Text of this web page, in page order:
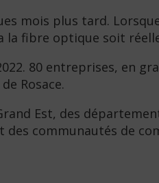
mois plus tard.
la fibre optique soit
80 entreprises, en
Rosace.
Est, des
des communautés de